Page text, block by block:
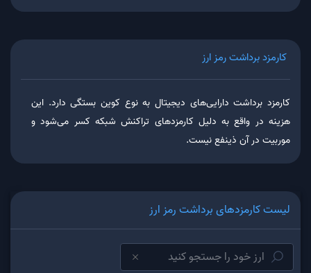
کارمزد برداشت رمز ارز
کارمزد برداشت دارایی‌های دیجیتال به نوع کوین بستگی دارد. این
هزینه در واقع به دلیل کارمزدهای تراکنش شبکه کسر می‌شود و
موربیت در آن ذینفع نیست.
لیست کارمزدهای برداشت رمز ارز